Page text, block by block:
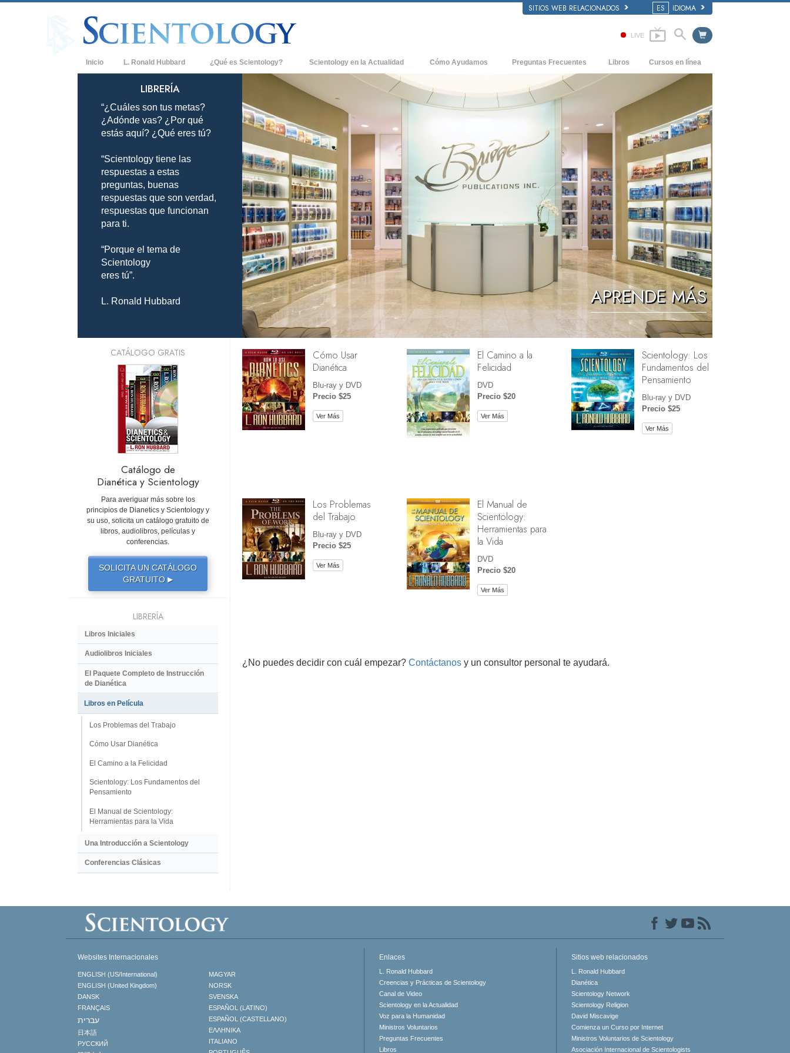
SITIOS WEB RELACIONADOS ES IDIOMA
LIVE
Inicio L. Ronald Hubbard ¿Qué es Scientology?
Credos y Códigos de Scientology
Qué dicen los Scientologists acerca de
Scientology
Conoce a un Scientologist
Dentro de una Iglesia
Los Principios Básicos de Scientology
Una Introducción a Dianética
Amor y Odio: ¿Qué es Grandeza?
Scientology en la Actualidad
Nuevas Iglesias de Scientology
Organizaciones Avanzadas
Base en Tierra de Flag
Freewinds
Llevando Scientology al Mundo
David Miscavige - Líder Eclesiástico de
Scientology
Cómo Ayudamos Preguntas Frecuentes
Antecedentes y principios básicos
Dentro de una Iglesia
La Organización de Scientology
Libros
Audiolibros
Conferencias Introductorias
Películas
Cursos en línea
Cómo Resolver los Conflictos
Las Dinámicas de la Existencia
Los Componentes de la Comprensión
Soluciones para un Entorno Peligroso
Ayudas para Enfermedades y Lesiones
La Integridad y la Honestidad
El Matrimonio
La Escala Tonal Emocional
Respuestas a las Drogas
Herramientas para el Entorno Laboral
La Ética y las Condiciones
La Causa de la Supresión
Investigaciones
Los Fundamentos de la Organización
Los Fundamentos de las Relaciones
Públicas
APRENDE MÁS
LIBRERÍA
“¿Cuáles son tus metas?
¿Adónde vas? ¿Por qué
estás aquí? ¿Qué eres tú?
“Scientology tiene las
respuestas a estas
preguntas, buenas
respuestas que son verdad,
respuestas que funcionan
para ti.
“Porque el tema de
Scientology
eres tú”.
L. Ronald Hubbard
Cómo Usar
Dianética
Blu-ray y DVD
Precio $25
Ver Más
El Camino a la
Felicidad
DVD
Precio $20
Ver Más
Scientology: Los
Fundamentos del
Pensamiento
Blu-ray y DVD
Precio $25
Ver Más
Los Problemas
del Trabajo
Blu-ray y DVD
Precio $25
Ver Más
El Manual de
Scientology:
Herramientas para
la Vida
DVD
Precio $20
Ver Más
¿No puedes decidir con cuál empezar? Contáctanos y un consultor personal te ayudará.
CATÁLOGO GRATIS
Catálogo de
Dianética y Scientology
Para averiguar más sobre los
principios de Dianetics y Scientology y
su uso, solicita un catálogo gratuito de
libros, audiolibros, películas y
conferencias.
SOLICITA UN CATÁLOGO
GRATUITO ▶
LIBRERÍA
Libros Iniciales
Audiolibros Iniciales
El Paquete Completo de Instrucción
de Dianética
Libros en Película
Los Problemas del Trabajo
Cómo Usar Dianética
El Camino a la Felicidad
Scientology: Los Fundamentos del
Pensamiento
El Manual de Scientology:
Herramientas para la Vida
Una Introducción a Scientology
Conferencias Clásicas
Websites Internacionales
ENGLISH (US/International)
ENGLISH (United Kingdom)
DANSK
FRANÇAIS
עברית
日本語
РУССКИЙ
MAGYAR
NORSK
SVENSKA
ESPAÑOL (LATINO)
ESPAÑOL (CASTELLANO)
ΕΛΛΗΝΙΚA
ITALIANO
Enlaces
L. Ronald Hubbard
Creencias y Prácticas de Scientology
Canal de Video
Scientology en la Actualidad
Voz para la Humanidad
Ministros Voluntarios
Preguntas Frecuentes
Libros
Sitios web relacionados
L. Ronald Hubbard
Dianética
Scientology Network
Scientology Religion
David Miscavige
Comienza un Curso por Internet
Ministros Voluntarios de Scientology
Asociación Internacional de Scientologists